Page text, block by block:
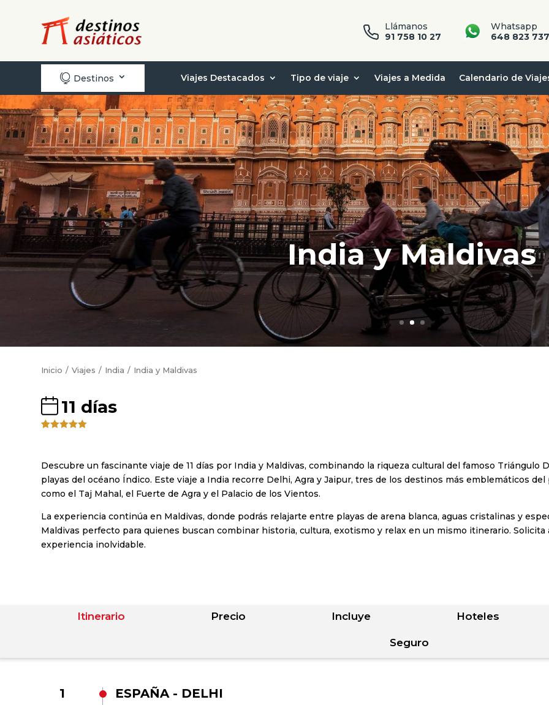
Llámanos
91 758 10 27
Whatsapp
648 823 737
 Destinos Viajes Destacados Tipo de viaje Viajes a Medida Calendario de
India y Maldivas
Inicio Viajes India India y Maldivas
11 días
en
puntuacione
s de
Descubre un fascinante viaje de 11 días por India y Maldivas, combinando la riqueza cultural del famoso Triángulo
playas del océano Índico. Este viaje a India recorre Delhi, Agra y Jaipur, tres de los destinos más emblemáticos
como el Taj Mahal, el Fuerte de Agra y el Palacio de los Vientos.
La experiencia continúa en Maldivas, donde podrás relajarte entre playas de arena blanca, aguas cristalinas y
Maldivas perfecto para quienes buscan combinar historia, cultura, exotismo y relax en un mismo itinerario.
experiencia inolvidable.
Itinerario Precio Incluye Hoteles
Seguro
1 ESPAÑA - DELHI